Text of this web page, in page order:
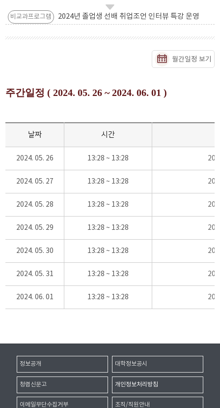
비교과프로그램 2024년 졸업생 선배 취업조언 인터뷰 특강 운영
월간일정 보기
주간일정 ( 2024. 05. 26 ~ 2024. 06. 01 )
날짜 시간
2024. 05. 26 13:28 ~ 13:28
2024. 05. 27 13:28 ~ 13:28
2024. 05. 28 13:28 ~ 13:28
2024. 05. 29 13:28 ~ 13:28
2024. 05. 30 13:28 ~ 13:28
2024. 05. 31 13:28 ~ 13:28
2024. 06. 01 13:28 ~ 13:28
정보공개 대학정보공시
청렴신문고 개인정보처리방침
이메일무단수집거부 조직/직원안내